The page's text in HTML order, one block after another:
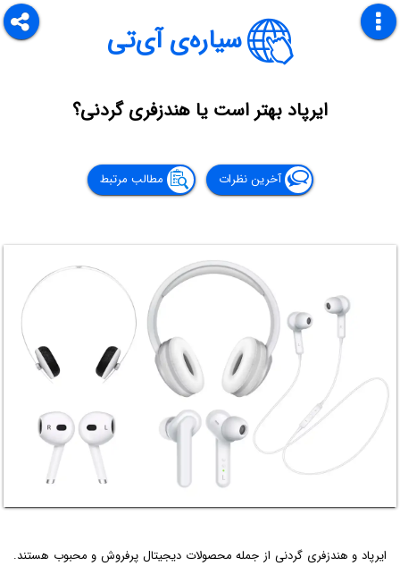
سیاره‌ی آی‌تی
ایرپاد بهتر است یا هندزفری گردنی؟
آخرین نظرات مطالب مرتبط
ایرپاد و هندزفری گردنی از جمله محصولات دیجیتال پرفروش و محبوب هستند.